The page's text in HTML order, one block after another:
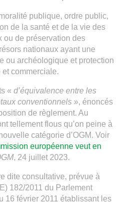
publique, ordre public,
de la santé et de la vie des
ou de préservation des
nationaux ayant une
ou archéologique et protection
commerciale.
« d’équivalence entre les
conventionnels», énoncés
de règlement. Au
tellement flous qu’on peine à
catégorie d’OGM. Voir
européenne veut en
, 24 juillet 2023.
dite consultative, prévue à
182/2011 du Parlement
16 février 2011 établissant les